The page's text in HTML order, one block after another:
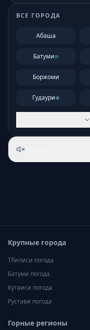
ВСЕ ГОРОДА
Абаша
Батуми
Боржоми
Гудаури
Крупные города
Тбилиси погода
Батуми погода
Кутаиси погода
Рустави погода
Горные регионы